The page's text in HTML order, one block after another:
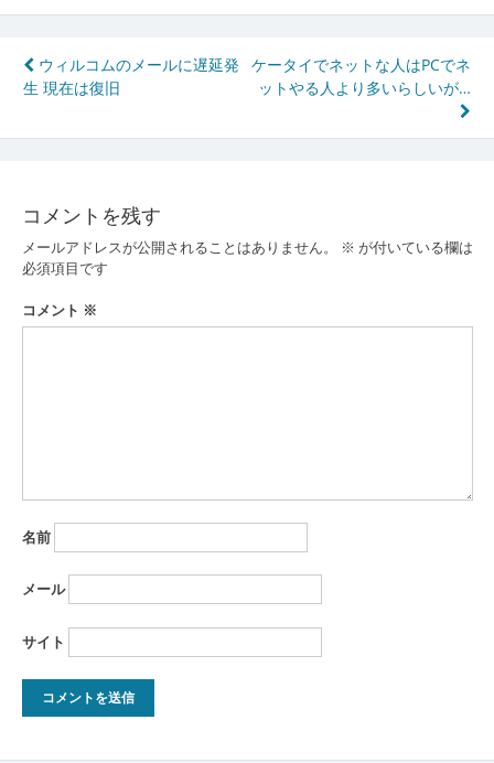
投
稿
ナ
ゲ
ー
シ
ョ
ウィルコムのメールに遅延発
生 現在は復旧
ケータイでネットな人はPCでネ
ットやる人より多いらしいが…
コメントを残す
メールアドレスが公開されることはありません。 ※ が付いている欄は
必須項目です
コメント ※
名前
メール
サイト